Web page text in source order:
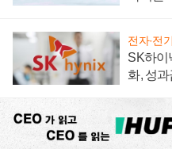
전자·전
SK하이
화, 성